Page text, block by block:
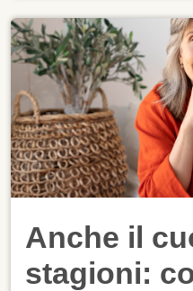
Anche il
stagioni: